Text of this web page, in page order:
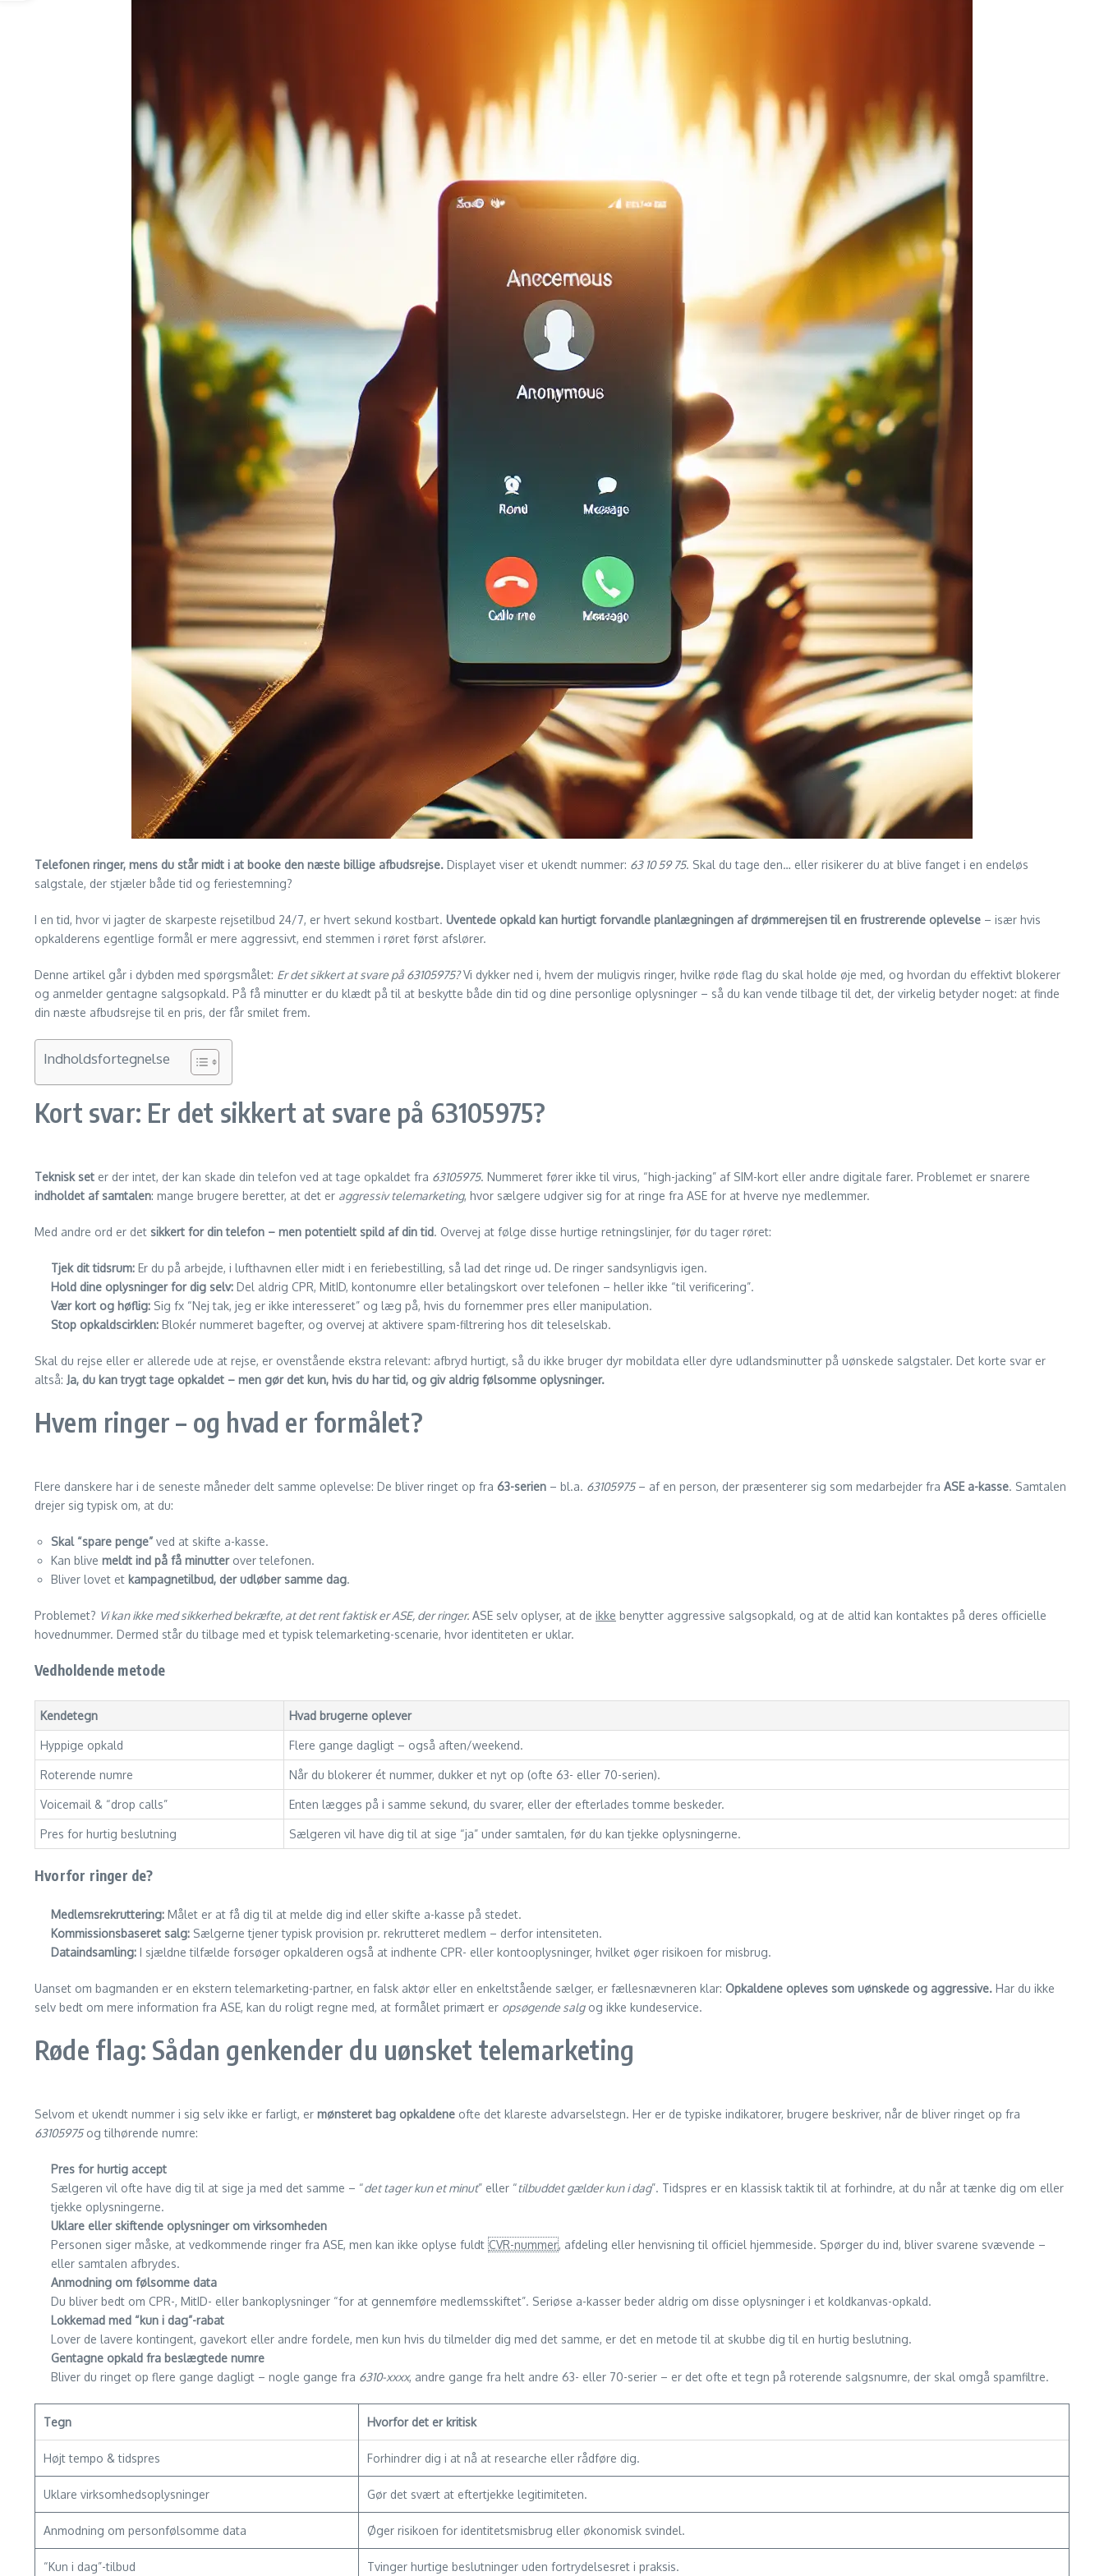
Telefonen ringer, mens du står midt i at booke den næste billige afbudsrejse. Displayet viser et ukendt nummer: 63 10 59 75. Skal du tage den… eller risikerer du at blive fanget i en endeløs
salgstale, der stjæler både tid og feriestemning?
I en tid, hvor vi jagter de skarpeste rejsetilbud 24/7, er hvert sekund kostbart. Uventede opkald kan hurtigt forvandle planlægningen af drømmerejsen til en frustrerende oplevelse – især hvis
opkalderens egentlige formål er mere aggressivt, end stemmen i røret først afslører.
Denne artikel går i dybden med spørgsmålet: Er det sikkert at svare på 63105975?Vi dykker ned i, hvem der muligvis ringer, hvilke røde flag du skal holde øje med, og hvordan du effektivt blokerer
og anmelder gentagne salgsopkald. På få minutter er du klædt på til at beskytte både din tid og dine personlige oplysninger – så du kan vende tilbage til det, der virkelig betyder noget: at finde
din næste afbudsrejse til en pris, der får smilet frem.
Indholdsfortegnelse
Kort svar: Er det sikkert at svare på 63105975?
Teknisk set er der intet, der kan skade din telefon ved at tage opkaldet fra 63105975. Nummeret fører ikke til virus, “high-jacking” af SIM-kort eller andre digitale farer. Problemet er snarere
indholdet af samtalen: mange brugere beretter, at det er aggressiv telemarketing, hvor sælgere udgiver sig for at ringe fra ASE for at hverve nye medlemmer.
Med andre ord er det sikkert for din telefon – men potentielt spild af din tid. Overvej at følge disse hurtige retningslinjer, før du tager røret:
Tjek dit tidsrum: Er du på arbejde, i lufthavnen eller midt i en feriebestilling, så lad det ringe ud. De ringer sandsynligvis igen.
Hold dine oplysninger for dig selv: Del aldrig CPR, MitID, kontonumre eller betalingskort over telefonen – heller ikke “til verificering”.
Vær kort og høflig: Sig fx “Nej tak, jeg er ikke interesseret” og læg på, hvis du fornemmer pres eller manipulation.
Stop opkaldscirklen: Blokér nummeret bagefter, og overvej at aktivere spam-filtrering hos dit teleselskab.
Skal du rejse eller er allerede ude at rejse, er ovenstående ekstra relevant: afbryd hurtigt, så du ikke bruger dyr mobil­data eller dyre udlandsminutter på uønskede salgs­taler. Det korte svar er
altså: Ja, du kan trygt tage opkaldet – men gør det kun, hvis du har tid, og giv aldrig følsomme oplysninger.
Hvem ringer – og hvad er formålet?
Flere danskere har i de seneste måneder delt samme oplevelse: De bliver ringet op fra 63-serien – bl.a. 63105975– af en person, der præsenterer sig som medarbejder fra ASE a-kasse. Samtalen
drejer sig typisk om, at du:
Skal “spare penge” ved at skifte a-kasse.
Kan blive meldt ind på få minutterover telefonen.
Bliver lovet et kampagnetilbud, der udløber samme dag.
Problemet? Vi kan ikke med sikkerhed bekræfte, at det rent faktisk er ASE, der ringer. ASE selv oplyser, at de ikke benytter aggressive salgsopkald, og at de altid kan kontaktes på deres officielle
hovednummer. Dermed står du tilbage med et typisk telemarketing-scenarie, hvor identiteten er uklar.
Vedholdende metode
Kendetegn Hvad brugerne oplever
Hyppige opkald Flere gange dagligt – også aften/weekend.
Roterende numre Når du blokerer ét nummer, dukker et nyt op (ofte 63- eller 70-serien).
Voicemail & “drop calls” Enten lægges på i samme sekund, du svarer, eller der efterlades tomme beskeder.
Pres for hurtig beslutning Sælgeren vil have dig til at sige “ja” under samtalen, før du kan tjekke oplysningerne.
Hvorfor ringer de?
Medlemsrekruttering: Målet er at få dig til at melde dig ind eller skifte a-kasse på stedet.
Kommissionsbaseret salg: Sælgerne tjener typisk provision pr. rekrutteret medlem – derfor intensiteten.
Dataindsamling: I sjældne tilfælde forsøger opkalderen også at indhente CPR- eller kontooplysninger, hvilket øger risikoen for misbrug.
Uanset om bagmanden er en ekstern telemarketing-partner, en falsk aktør eller en enkeltstående sælger, er fællesnævneren klar: Opkaldene opleves som uønskede og aggressive. Har du ikke
selv bedt om mere information fra ASE, kan du roligt regne med, at formålet primært er opsøgende salgog ikke kundeservice.
Røde flag: Sådan genkender du uønsket telemarketing
Selvom et ukendt nummer i sig selv ikke er farligt, er mønsteret bag opkaldene ofte det klareste advarselstegn. Her er de typiske indikatorer, brugere beskriver, når de bliver ringet op fra
63105975og tilhørende numre:
Pres for hurtig accept
Sælgeren vil ofte have dig til at sige ja med det samme – “det tager kun et minut” eller “tilbuddet gælder kun i dag”. Tids­pres er en klassisk taktik til at forhindre, at du når at tænke dig om eller
tjekke oplysningerne.
Uklare eller skiftende oplysninger om virksomheden
Personen siger måske, at vedkommende ringer fra ASE, men kan ikke oplyse fuldt CVR-nummer, afdeling eller henvisning til officiel hjemmeside. Spørger du ind, bliver svarene svævende –
eller samtalen afbrydes.
Anmodning om følsomme data
Du bliver bedt om CPR-, MitID- eller bankoplysninger “for at gennemføre medlemsskiftet”. Seriøse a-kasser beder aldrig om disse oplysninger i et kold­kanvas-opkald.
Lokkemad med “kun i dag”-rabat
Lover de lavere kontingent, gavekort eller andre fordele, men kun hvis du tilmelder dig med det samme, er det en metode til at skubbe dig til en hurtig beslutning.
Gentagne opkald fra beslægtede numre
Bliver du ringet op flere gange dagligt – nogle gange fra 6310-xxxx, andre gange fra helt andre 63- eller 70-serier – er det ofte et tegn på roterende salgsnumre, der skal omgå spam­filtre.
Tegn Hvorfor det er kritisk
Højt tempo & tids­pres Forhindrer dig i at nå at researche eller rådføre dig.
Uklare virksomheds­oplysninger Gør det svært at eftertjekke legitimiteten.
Anmodning om personfølsomme data Øger risikoen for identitets­misbrug eller økonomisk svindel.
“Kun i dag”-tilbud Tvinger hurtige beslutninger uden fortrydelses­ret i praksis.